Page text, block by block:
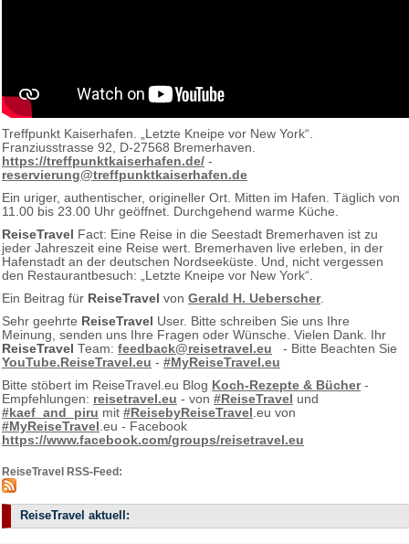
Treffpunkt Kaiserhafen. „Letzte Kneipe vor New York“.
Franziusstrasse 92, D-27568 Bremerhaven.
https://treffpunktkaiserhafen.de/ -
reservierung@treffpunktkaiserhafen.de
Ein uriger, authentischer, origineller Ort. Mitten im Hafen. Täglich von
11.00 bis 23.00 Uhr geöffnet. Durchgehend warme Küche.
ReiseTravel
Fact: Eine Reise in die Seestadt Bremerhaven ist zu
jeder Jahreszeit eine Reise wert. Bremerhaven live erleben, in der
Hafenstadt an der deutschen Nordseeküste. Und, nicht vergessen
den Restaurantbesuch: „Letzte Kneipe vor New York“.
Ein Beitrag für ReiseTravel von Gerald H. Ueberscher.
Sehr geehrte ReiseTravel User. Bitte schreiben Sie uns Ihre
Meinung, senden uns Ihre Fragen oder Wünsche. Vielen Dank. Ihr
ReiseTravel Team: feedback@reisetravel.eu - Bitte Beachten Sie
YouTube.ReiseTravel.eu - #MyReiseTravel.eu
Bitte stöbert im ReiseTravel.eu Blog Koch-Rezepte & Bücher-
Empfehlungen: reisetravel.eu - von #ReiseTravel und
#kaef_and_piru mit #ReisebyReiseTravel .eu von
#MyReiseTravel .eu - Facebook
https://www.facebook.com/groups/reisetravel.eu
ReiseTravel RSS-Feed:
ReiseTravel aktuell: